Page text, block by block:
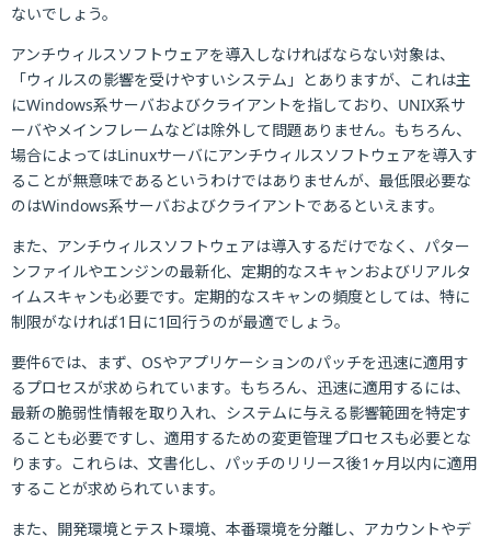
ないでしょう。
アンチウィルスソフトウェアを導入しなければならない対象は、
「ウィルスの影響を受けやすいシステム」とありますが、これは主
にWindows系サーバおよびクライアントを指しており、UNIX系サ
ーバやメインフレームなどは除外して問題ありません。もちろん、
場合によってはLinuxサーバにアンチウィルスソフトウェアを導入す
ることが無意味であるというわけではありませんが、最低限必要な
のはWindows系サーバおよびクライアントであるといえます。
また、アンチウィルスソフトウェアは導入するだけでなく、パター
ンファイルやエンジンの最新化、定期的なスキャンおよびリアルタ
イムスキャンも必要です。定期的なスキャンの頻度としては、特に
制限がなければ1日に1回行うのが最適でしょう。
要件6では、まず、OSやアプリケーションのパッチを迅速に適用す
るプロセスが求められています。もちろん、迅速に適用するには、
最新の脆弱性情報を取り入れ、システムに与える影響範囲を特定す
ることも必要ですし、適用するための変更管理プロセスも必要とな
ります。これらは、文書化し、パッチのリリース後1ヶ月以内に適用
することが求められています。
また、開発環境とテスト環境、本番環境を分離し、アカウントやデ